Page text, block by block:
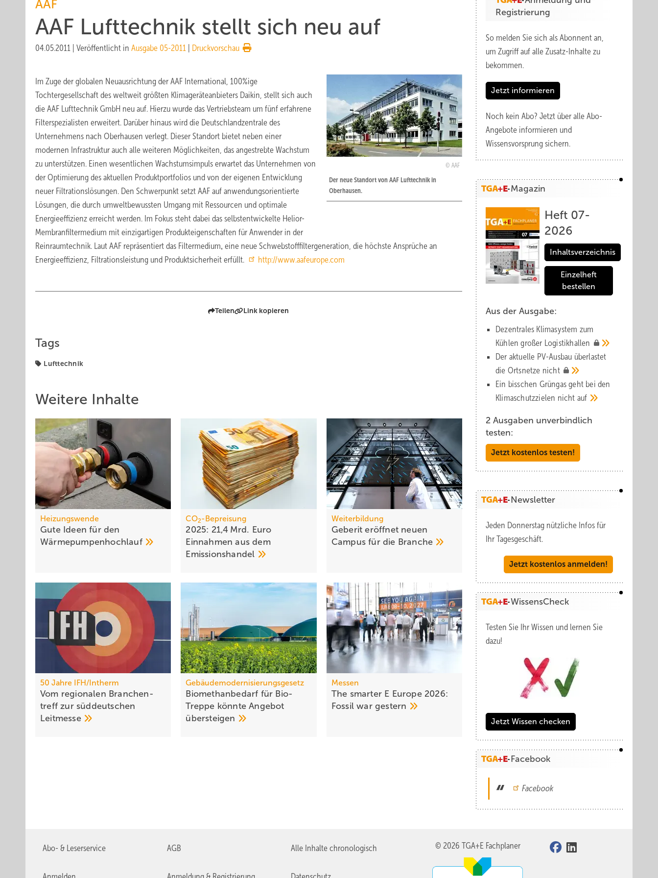
AAF
AAF Lufttechnik stellt sich neu auf
04.05.2011 Veröffentlicht in Ausgabe 05-2011 Druckvorschau
AAF
Der neue Standort von AAF Lufttechnik in
Oberhausen.
Im Zuge der globalen Neuausrichtung der AAF International, 100%ige
Tochtergesellschaft des weltweit größten Klimageräteanbieters Daikin, stellt sich auch
die AAF Lufttechnik GmbH neu auf. Hierzu wurde das Vertriebsteam um fünf erfahrene
Filterspezialisten erweitert. Darüber hinaus wird die Deutschlandzentrale des
Unternehmens nach Oberhausen verlegt. Dieser Standort bietet neben einer
modernen Infrastruktur auch alle weiteren Möglichkeiten, das angestrebte Wachstum
zu unterstützen. Einen wesentlichen Wachstumsimpuls erwartet das Unternehmen von
der Optimierung des aktuellen Produktportfolios und von der eigenen Entwicklung
neuer Filtrationslösungen. Den Schwerpunkt setzt AAF auf anwendungsorientierte
Lösungen, die durch umweltbewussten Umgang mit Ressourcen und optimale
Energieeffizienz erreicht werden. Im Fokus steht dabei das selbstentwickelte Helior-
Membranfiltermedium mit einzigartigen Produkteigenschaften für Anwender in der
Reinraumtechnik. Laut AAF repräsentiert das Filtermedium‚ eine neue Schwebstofffiltergeneration, die höchste Ansprüche an
Energieeffizienz, Filtrationsleistung und Produktsicherheit erfüllt.
http://www.aafeurope.com
Teilen Link kopieren
Tags
Lufttechnik
Weitere Inhalte
Heizungswende
Gute Ideen für den
Wärmepumpenhochlauf
CO2-Bepreisung
2025: 21,4 Mrd. Euro
Einnahmen aus dem
Emissionshandel
Weiterbildung
Geberit eröffnet neuen
Campus für die Branche
50 Jahre IFH/Intherm
Vom regionalen Bran­chen­
treff zur süd­deut­schen
Leit­messe
Gebäudemodernisierungsgesetz
Biomethanbedarf für Bio-
Treppe könnte Ange­bot
über­steigen
Messen
The smarter E Europe 2026:
Fossil wargestern
Registrierung
So melden Sie sich als Abonnent an,
um Zugriff auf alle Zusatz-Inhalte zu
bekommen.
Jetzt informieren
Noch kein Abo? Jetzt über alle Abo-
Angebote informieren und
Wissensvorsprung sichern.
Magazin
Heft 07-
2026
Inhaltsverzeichnis
Einzelheft
bestellen
Aus der Ausgabe:
Dezentrales Klimasystem zum
Kühlen großer Logistik­hallen
Der aktuelle PV-Ausbau über­lastet
die Orts­netze nicht
Ein bisschen Grüngas geht bei den
Klima­schutz­zielen nicht auf
2 Ausgaben unverbindlich
testen:
Jetzt kostenlos testen!
Newsletter
Jeden Donnerstag nützliche Infos für
Ihr Tagesgeschäft.
Jetzt kostenlos anmelden!
WissensCheck
Testen Sie Ihr Wissen und lernen Sie
dazu!
Jetzt Wissen checken
Facebook
Facebook
Abo- & Leserservice AGB Alle Inhalte chronologisch © 2026 TGA+E Fachplaner